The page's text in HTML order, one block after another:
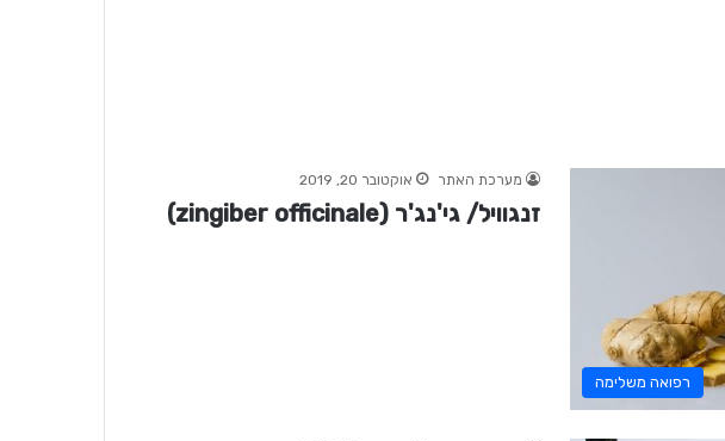
רפואה משלימה
מערכת האתר אוקטובר 20, 2019
זנגוויל/ גי'נג'ר (zingiber officinale)